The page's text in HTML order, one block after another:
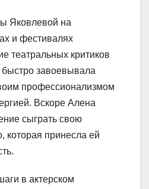
Яковлевой на
и фестивалях
театральных критиков
завоевывала
профессионализмом
Вскоре Алена
сыграть свою
которая принесла ей
в актерском